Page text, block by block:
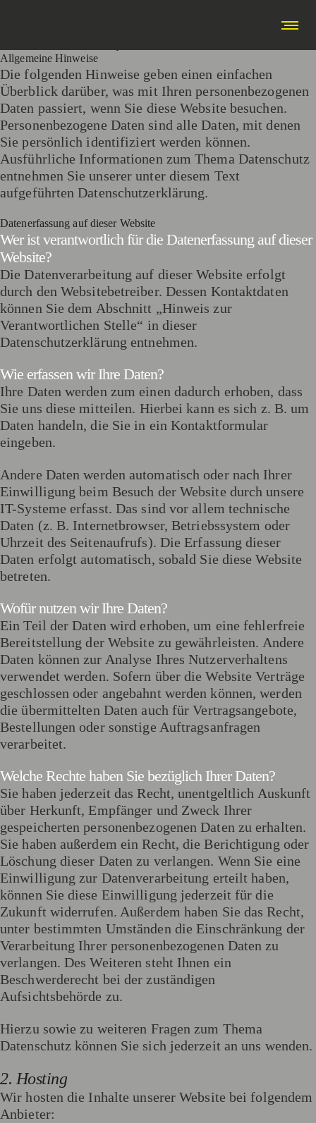
Allgemeine Hinweise
Die folgenden Hinweise geben einen einfachen
Überblick darüber, was mit Ihren personenbezogenen
Daten passiert, wenn Sie diese Website besuchen.
Personenbezogene Daten sind alle Daten, mit denen
Sie persönlich identifiziert werden können.
Ausführliche Informationen zum Thema Datenschutz
entnehmen Sie unserer unter diesem Text
aufgeführten Datenschutzerklärung.
Datenerfassung auf dieser Website
Wer ist verantwortlich für die Datenerfassung auf dieser
Website?
Die Datenverarbeitung auf dieser Website erfolgt
durch den Websitebetreiber. Dessen Kontaktdaten
können Sie dem Abschnitt „Hinweis zur
Verantwortlichen Stelle“ in dieser
Datenschutzerklärung entnehmen.
Wie erfassen wir Ihre Daten?
Ihre Daten werden zum einen dadurch erhoben, dass
Sie uns diese mitteilen. Hierbei kann es sich z. B. um
Daten handeln, die Sie in ein Kontaktformular
eingeben.
Andere Daten werden automatisch oder nach Ihrer
Einwilligung beim Besuch der Website durch unsere
IT-Systeme erfasst. Das sind vor allem technische
Daten (z. B. Internetbrowser, Betriebssystem oder
Uhrzeit des Seitenaufrufs). Die Erfassung dieser
Daten erfolgt automatisch, sobald Sie diese Website
betreten.
Wofür nutzen wir Ihre Daten?
Ein Teil der Daten wird erhoben, um eine fehlerfreie
Bereitstellung der Website zu gewährleisten. Andere
Daten können zur Analyse Ihres Nutzerverhaltens
verwendet werden. Sofern über die Website Verträge
geschlossen oder angebahnt werden können, werden
die übermittelten Daten auch für Vertragsangebote,
Bestellungen oder sonstige Auftragsanfragen
verarbeitet.
Welche Rechte haben Sie bezüglich Ihrer Daten?
Sie haben jederzeit das Recht, unentgeltlich Auskunft
über Herkunft, Empfänger und Zweck Ihrer
gespeicherten personenbezogenen Daten zu erhalten.
Sie haben außerdem ein Recht, die Berichtigung oder
Löschung dieser Daten zu verlangen. Wenn Sie eine
Einwilligung zur Datenverarbeitung erteilt haben,
können Sie diese Einwilligung jederzeit für die
Zukunft widerrufen. Außerdem haben Sie das Recht,
unter bestimmten Umständen die Einschränkung der
Verarbeitung Ihrer personenbezogenen Daten zu
verlangen. Des Weiteren steht Ihnen ein
Beschwerderecht bei der zuständigen
Aufsichtsbehörde zu.
Hierzu sowie zu weiteren Fragen zum Thema
Datenschutz können Sie sich jederzeit an uns wenden.
2. Hosting
Wir hosten die Inhalte unserer Website bei folgendem
Anbieter: